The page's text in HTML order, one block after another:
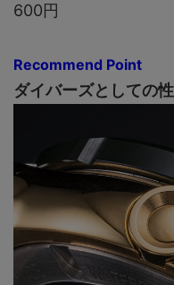
600円
Recommend Point
ダイバーズとしての